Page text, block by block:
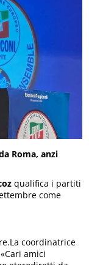
Roma, anzi
qualifica i partiti
come
coordinatrice
amici